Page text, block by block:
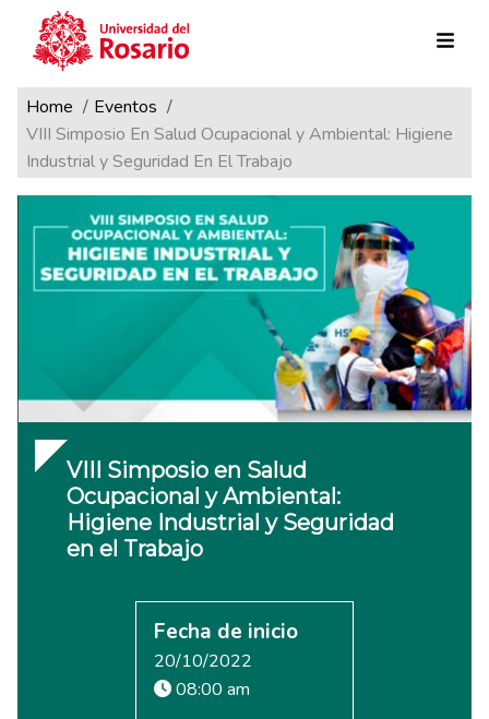
Pasar al contenido principal
Ruta de navegación
Home
Eventos
VIII Simposio En Salud Ocupacional y Ambiental: Higiene
Industrial y Seguridad En El Trabajo
VIII Simposio en Salud
Ocupacional y Ambiental:
Higiene Industrial y Seguridad
en el Trabajo
Fecha de inicio
20/10/2022
08:00 am